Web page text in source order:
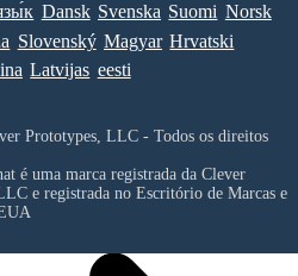
Dansk Svenska Suomi Norsk
Slovenský Magyar Hrvatski
Latvijas eesti
Prototypes, LLC - Todos os direitos
é uma marca registrada da Clever
e registrada no Escritório de Marcas e